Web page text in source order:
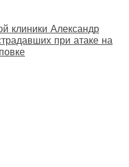
клиники Александр
при атаке на